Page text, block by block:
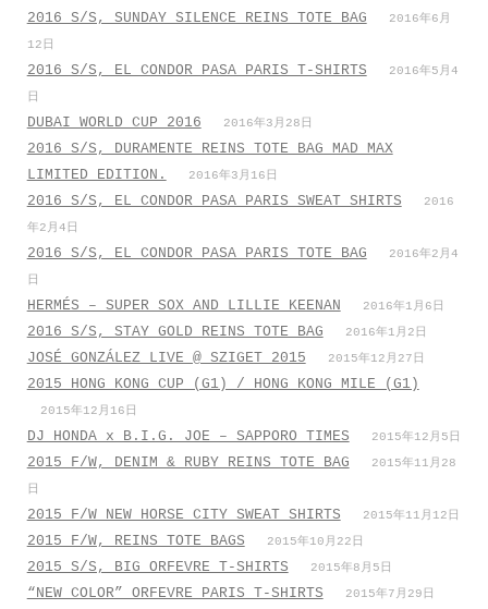
2016 S/S, SUNDAY SILENCE REINS TOTE BAG
2016年6月
12日
2016 S/S, EL CONDOR PASA PARIS T-SHIRTS
2016年5月4
日
DUBAI WORLD CUP 2016 2016年3月28日
2016 S/S, DURAMENTE REINS TOTE BAG MAD MAX
LIMITED EDITION.
2016年3月16日
2016 S/S, EL CONDOR PASA PARIS SWEAT SHIRTS
2016
年2月4日
2016 S/S, EL CONDOR PASA PARIS TOTE BAG
2016年2月4
日
HERMÉS – SUPER SOX AND LILLIE KEENAN 2016年1月6日
2016 S/S, STAY GOLD REINS TOTE BAG 2016年1月2日
JOSÉ GONZÁLEZ LIVE @ SZIGET 2015 2015年12月27日
2015 HONG KONG CUP (G1) / HONG KONG MILE (G1)
2015年12月16日
DJ HONDA x B.I.G. JOE – SAPPORO TIMES 2015年12月5日
2015 F/W, DENIM & RUBY REINS TOTE BAG
2015年11月28
日
2015 F/W NEW HORSE CITY SWEAT SHIRTS 2015年11月12日
2015 F/W, REINS TOTE BAGS 2015年10月22日
2015 S/S, BIG ORFEVRE T-SHIRTS 2015年8月5日
“NEW COLOR” ORFEVRE PARIS T-SHIRTS 2015年7月29日